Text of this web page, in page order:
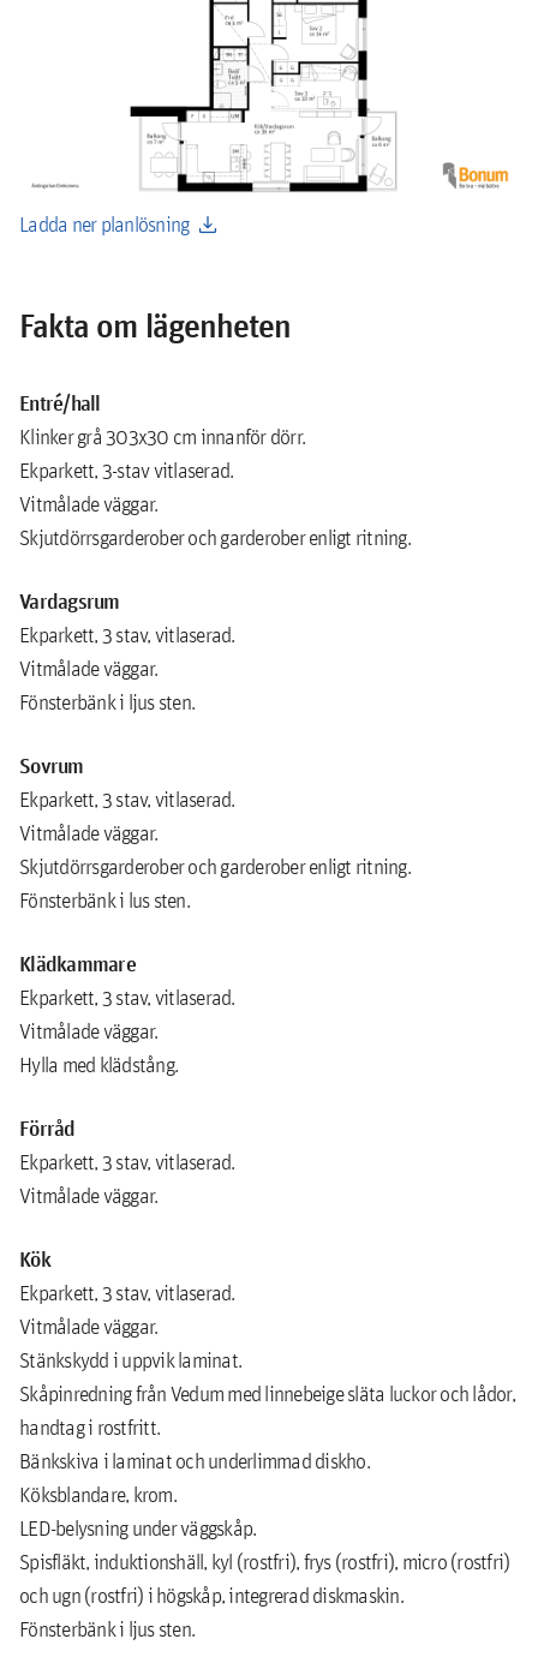
Ladda ner planlösning download
Fakta om lägenheten
Entré/hall
Klinker grå 303x30 cm innanför dörr.
Ekparkett, 3-stav vitlaserad.
Vitmålade väggar.
Skjutdörrsgarderober och garderober enligt ritning.
Vardagsrum
Ekparkett, 3 stav, vitlaserad.
Vitmålade väggar.
Fönsterbänk i ljus sten.
Sovrum
Ekparkett, 3 stav, vitlaserad.
Vitmålade väggar.
Skjutdörrsgarderober och garderober enligt ritning.
Fönsterbänk i lus sten.
Klädkammare
Ekparkett, 3 stav, vitlaserad.
Vitmålade väggar.
Hylla med klädstång.
Förråd
Ekparkett, 3 stav, vitlaserad.
Vitmålade väggar.
Kök
Ekparkett, 3 stav, vitlaserad.
Vitmålade väggar.
Stänkskydd i uppvik laminat.
Skåpinredning från Vedum med linnebeige släta luckor och lådor,
handtag i rostfritt.
Bänkskiva i laminat och underlimmad diskho.
Köksblandare, krom.
LED-belysning under väggskåp.
Spisfläkt, induktionshäll, kyl (rostfri), frys (rostfri), micro (rostfri)
och ugn (rostfri) i högskåp, integrerad diskmaskin.
Fönsterbänk i ljus sten.